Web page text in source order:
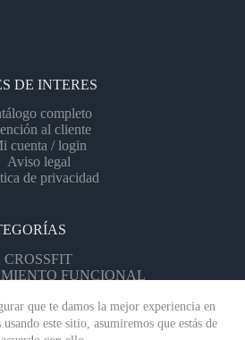
que te damos la mejor experiencia en
este sitio, asumiremos que estás de
DE INTERES
completo
al cliente
cuenta / login
Aviso legal
de privacidad
CROSSFIT
FUNCIONAL
DF FUERZA